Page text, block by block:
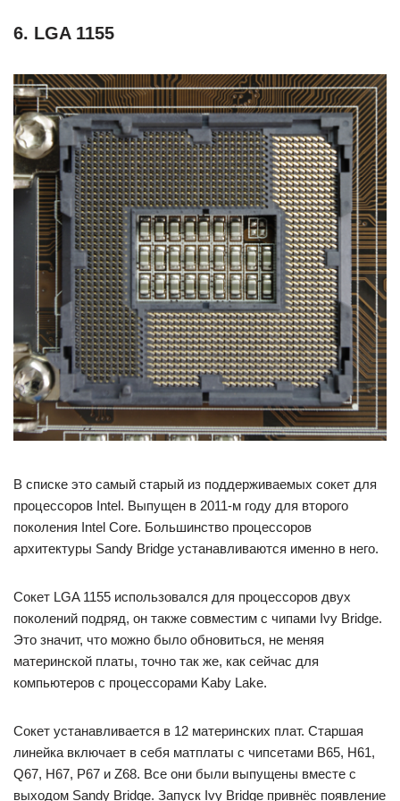
6. LGA 1155
В списке это самый старый из поддерживаемых сокет для
процессоров Intel. Выпущен в 2011-м году для второго
поколения Intel Core. Большинство процессоров
архитектуры Sandy Bridge устанавливаются именно в него.
Сокет LGA 1155 использовался для процессоров двух
поколений подряд, он также совместим с чипами Ivy Bridge.
Это значит, что можно было обновиться, не меняя
материнской платы, точно так же, как сейчас для
компьютеров с процессорами Kaby Lake.
Сокет устанавливается в 12 материнских плат. Старшая
линейка включает в себя матплаты с чипсетами B65, H61,
Q67, H67, P67 и Z68. Все они были выпущены вместе с
выходом Sandy Bridge. Запуск Ivy Bridge привнёс появление